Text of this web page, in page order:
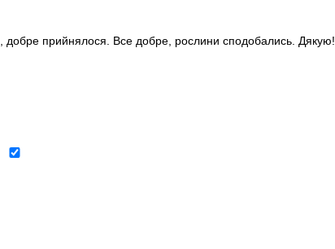
добре прийнялося. Все добре, рослини сподобались. Дякую!